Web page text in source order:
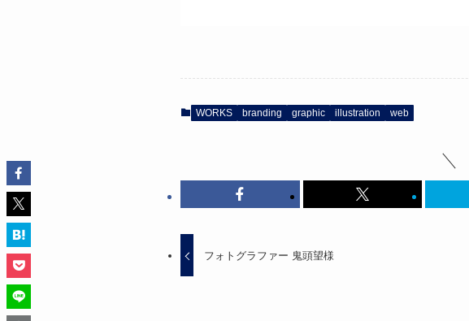
WORKS branding graphic illustration web
フォトグラファー 鬼頭望様